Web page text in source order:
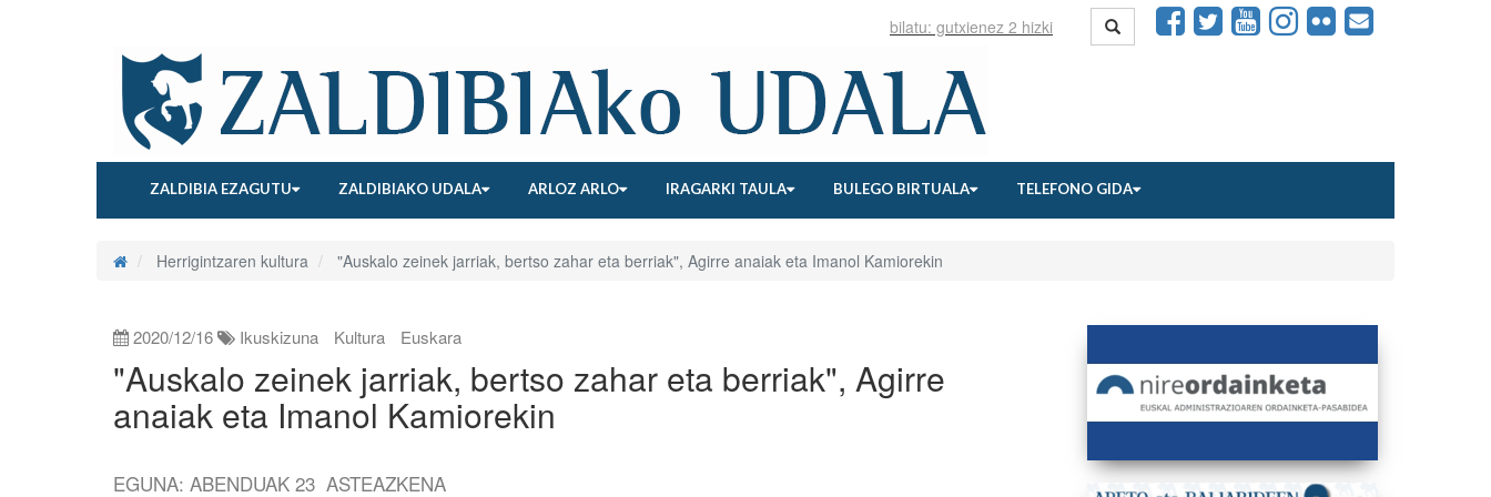
ZALDIBIA EZAGUTU ZALDIBIAKO UDALA ARLOZ ARLO IRAGARKI TAULA BULEGO BIRTUALA TELEFONO GIDA
Herrigintzaren kultura "Auskalo zeinek jarriak, bertso zahar eta berriak", Agirre anaiak eta Imanol Kamiorekin
2020/12/16 Ikuskizuna Kultura Euskara
"Auskalo zeinek jarriak, bertso zahar eta berriak", Agirre
anaiak eta Imanol Kamiorekin
EGUNA: ABENDUAK 23 ASTEAZKENA